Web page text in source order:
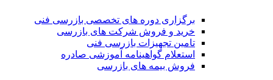
برگزاری دوره های تخصصی بازرسی فنی
خرید و فروش شرکت های بازرسی
تامین تجهیزات بازرسی فنی
استعلام گواهینامه آموزشی صادره
فروش بیمه های بازرسی